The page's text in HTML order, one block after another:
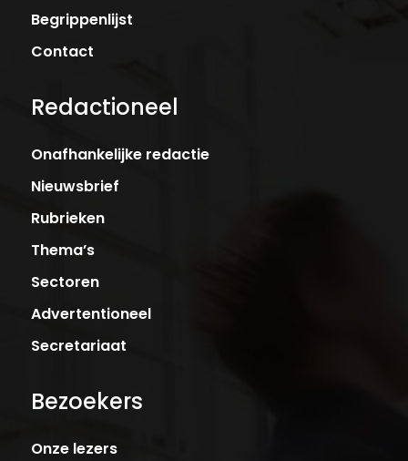
Begrippenlijst
Contact
Redactioneel
Onafhankelijke redactie
Nieuwsbrief
Rubrieken
Thema’s
Sectoren
Advertentioneel
Secretariaat
Bezoekers
Onze lezers